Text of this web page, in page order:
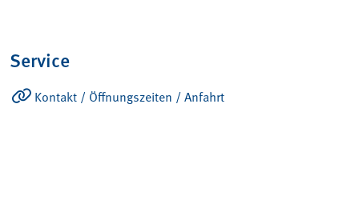
Service
Kontakt / Öffnungszeiten / Anfahrt